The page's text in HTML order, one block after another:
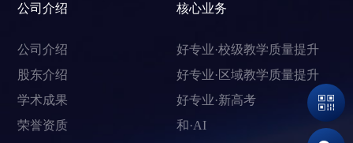
公司介绍
公司介绍
股东介绍
学术成果
荣誉资质
核心业务
好专业·校级教学质量提升
好专业·区域教学质量提升
好专业·新高考
和·AI